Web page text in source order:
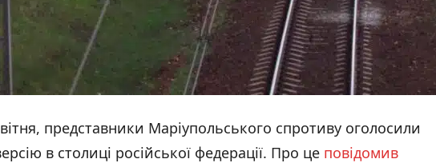
представники Маріупольського спротиву оголосили
в столиці російської федерації. Про це повідомив